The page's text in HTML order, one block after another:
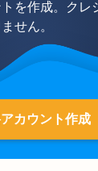
を作成。クレ
せん。
カウント作成